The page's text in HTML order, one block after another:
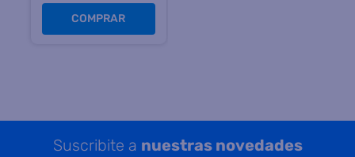
COMPRAR
Suscribite a nuestras novedades